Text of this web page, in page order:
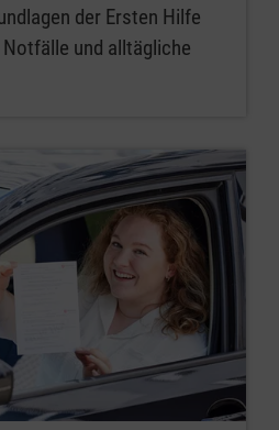
der Ersten Hilfe
und alltägliche